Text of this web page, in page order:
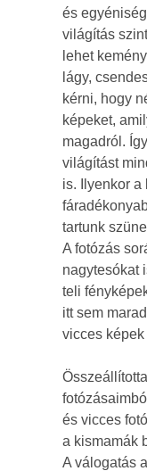
és
világítás
lehet
lágy,
kérni, hogy
képeket,
magadról.
világítást
is. Ilyenkor a
tartunk
A fotózás
nagytesókat
teli
itt sem
vicces képek
és vicces
a kismamák
A válogatás